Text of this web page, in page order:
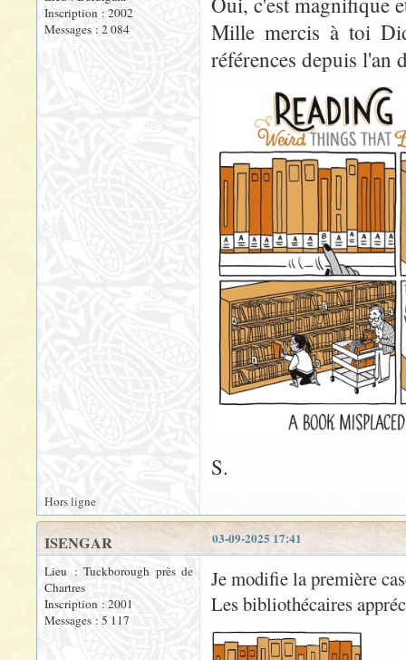
Inscription : 2002
Messages : 2 084
Mille mercis à toi
références depuis
S.
Hors ligne
03-09-2025 17:41
ISENGAR
Lieu : Tuckborough près de
Chartres
Inscription : 2001
Messages : 5 117
Je modifie la première
Les bibliothécaires